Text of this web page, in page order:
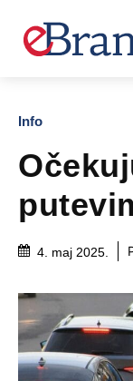
Info
4. maj 2025.